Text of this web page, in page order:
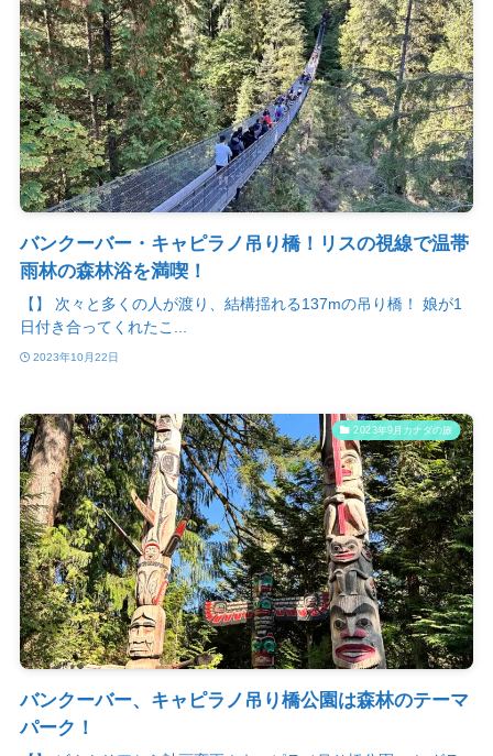
バンクーバー・キャピラノ吊り橋！リスの視線で温帯
雨林の森林浴を満喫！
【】 次々と多くの人が渡り、結構揺れる137mの吊り橋！ 娘が1
日付き合ってくれたこ...
2023年10月22日
2023年9月カナダの旅
バンクーバー、キャピラノ吊り橋公園は森林のテーマ
パーク！